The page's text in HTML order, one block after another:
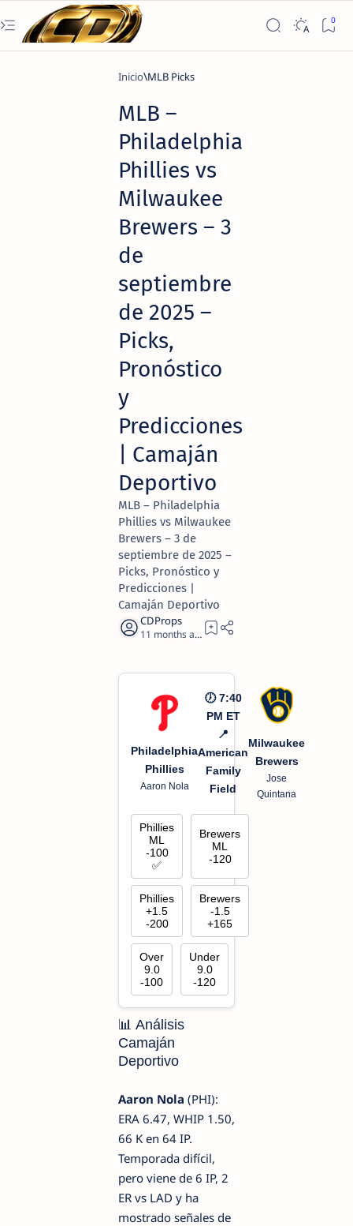
Inicio MLB Picks
MLB –
Philadelphia
Phillies vs
Milwaukee
Brewers – 3
de
septiembre
de 2025 –
Picks,
Pronóstico
y
Predicciones
| Camaján
Deportivo
MLB – Philadelphia
Phillies vs Milwaukee
Brewers – 3 de
septiembre de 2025 –
Picks, Pronóstico y
Predicciones |
Camaján Deportivo
11 months ago 2
Philadelphia
Phillies
Aaron Nola
🕖 7:40
PM ET
📍
American
Family
Field
Milwaukee
Brewers
Jose
Quintana
Phillies
ML
-100
✅
Brewers
ML
-120
Phillies
+1.5
-200
Brewers
-1.5
+165
Over
9.0
-100
Under
9.0
-120
📊 Análisis
Camaján
Deportivo
Aaron Nola (PHI):
ERA 6.47, WHIP 1.50,
66 K en 64 IP.
Temporada difícil,
pero viene de 6 IP, 2
ER vs LAD y ha
mostrado señales de